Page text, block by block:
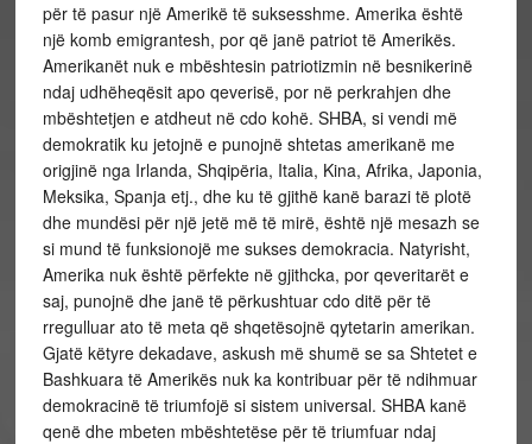
për të pasur një Amerikë të suksesshme. Amerika është
një komb emigrantesh, por që janë patriot të Amerikës.
Amerikanët nuk e mbështesin patriotizmin në besnikerinë
ndaj udhëheqësit apo qeverisë, por në perkrahjen dhe
mbështetjen e atdheut në cdo kohë. SHBA, si vendi më
demokratik ku jetojnë e punojnë shtetas amerikanë me
origjinë nga Irlanda, Shqipëria, Italia, Kina, Afrika, Japonia,
Meksika, Spanja etj., dhe ku të gjithë kanë barazi të plotë
dhe mundësi për një jetë më të mirë, është një mesazh se
si mund të funksionojë me sukses demokracia. Natyrisht,
Amerika nuk është përfekte në gjithcka, por qeveritarët e
saj, punojnë dhe janë të përkushtuar cdo ditë për të
rregulluar ato të meta që shqetësojnë qytetarin amerikan.
Gjatë këtyre dekadave, askush më shumë se sa Shtetet e
Bashkuara të Amerikës nuk ka kontribuar për të ndihmuar
demokracinë të triumfojë si sistem universal. SHBA kanë
qenë dhe mbeten mbështetëse për të triumfuar ndaj